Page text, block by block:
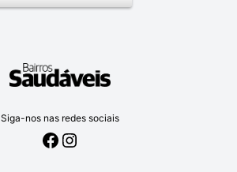
Siga-nos nas redes sociais